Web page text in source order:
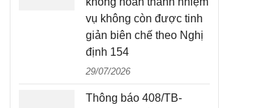
vụ không còn được tinh
giản biên chế theo Nghị
định 154
29/07/2026
Thông báo 408/TB-